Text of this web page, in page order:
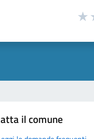
il comune